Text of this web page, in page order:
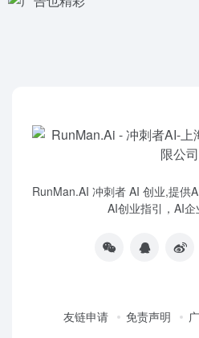
RunMan.AI 冲刺者 AI 创业,提供
AI创业指引，AI
友链申请 免责声明